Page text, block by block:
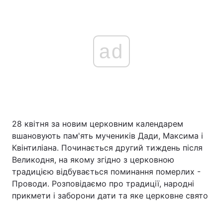
Головна Війна
Україна Політика
Економіка Світ
Спорт Наука
ad
28 квітня за новим церковним календарем
вшановують пам'ять мучеників Дади, Максима і
Квінтиліана. Починається другий тиждень після
Великодня, на якому згідно з церковною
традицією відбувається поминання померлих -
Проводи. Розповідаємо про традиції, народні
прикмети і заборони дати та яке церковне свято